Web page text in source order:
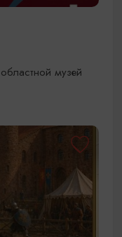
музей